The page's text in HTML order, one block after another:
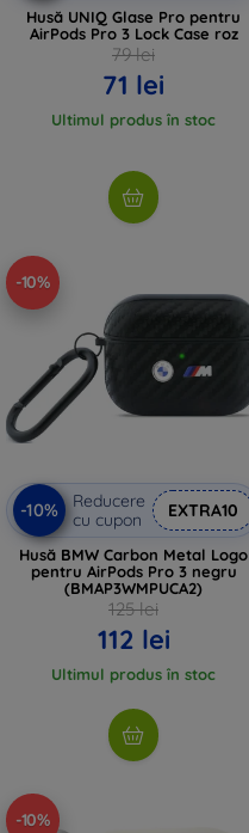
Husă UNIQ Glase Pro pentru
AirPods Pro 3 Lock Case roz
79 lei
71 lei
Ultimul produs în stoc
-10%
-10%
Reducere
cu cupon
EXTRA10
Husă BMW Carbon Metal Logo
pentru AirPods Pro 3 negru
(BMAP3WMPUCA2)
125 lei
112 lei
Ultimul produs în stoc
-10%